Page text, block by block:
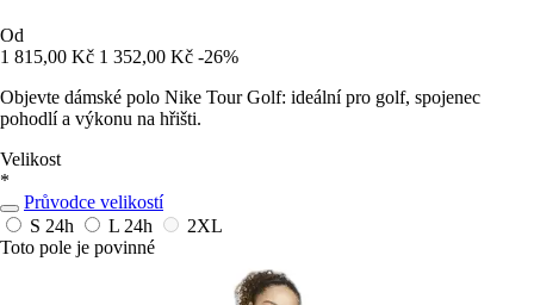
Od
1 815,00 Kč 1 352,00 Kč -26%
Objevte dámské polo Nike Tour Golf: ideální pro golf, spojenec
pohodlí a výkonu na hřišti.
Velikost
*
Průvodce velikostí
S 24h L 24h
2XL
Toto pole je povinné